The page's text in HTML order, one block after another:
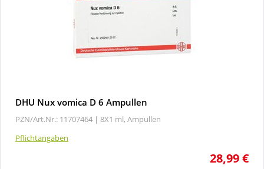
DHU Nux vomica D 6 Ampullen
PZN/Art.Nr.: 11707464 | 8X1 ml, Ampullen
Pflichtangaben
28,99 €